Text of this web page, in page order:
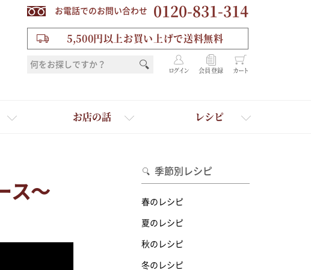
お電話でのお問い合わせ 0120-831-314
5,500円以上お買い上げで送料無料
ログイン 会員登録 カート
お店の話 レシピ
ス～
季節別レシピ
春のレシピ
夏のレシピ
秋のレシピ
冬のレシピ